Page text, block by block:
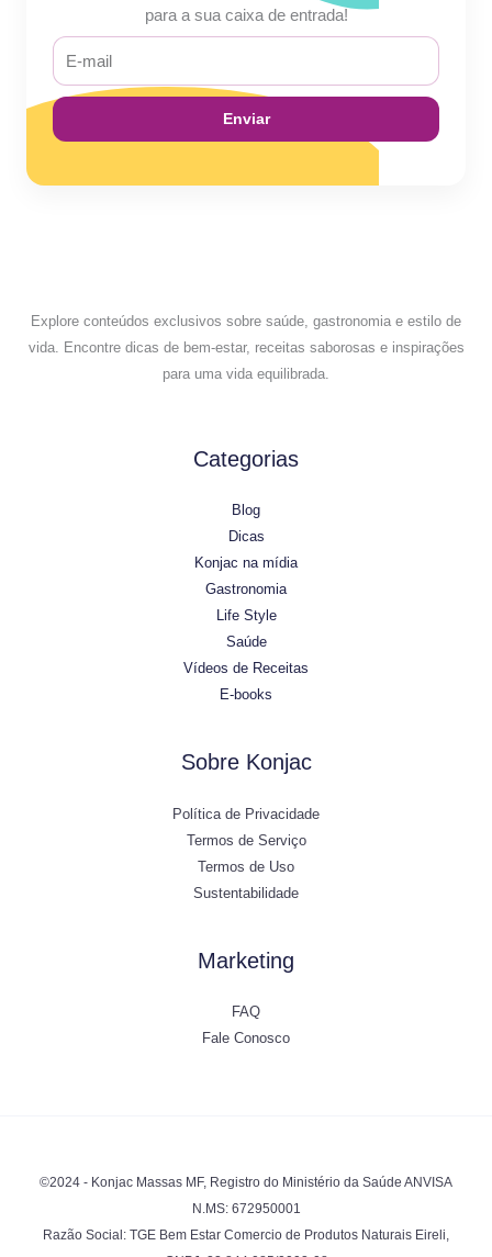
para a sua caixa de entrada!
E-
mail
Enviar
Explore conteúdos exclusivos sobre saúde, gastronomia e estilo de
vida. Encontre dicas de bem-estar, receitas saborosas e inspirações
para uma vida equilibrada.
Categorias
Blog
Dicas
Konjac na mídia
Gastronomia
Life Style
Saúde
Vídeos de Receitas
E-books
Sobre Konjac
Política de Privacidade
Termos de Serviço
Termos de Uso
Sustentabilidade
Marketing
FAQ
Fale Conosco
©2024 - Konjac Massas MF, Registro do Ministério da Saúde ANVISA
N.MS: 672950001
Razão Social: TGE Bem Estar Comercio de Produtos Naturais Eireli,